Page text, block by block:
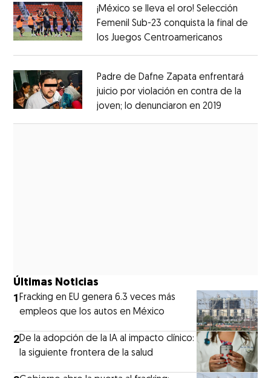
¡México se lleva el oro! Selección
Femenil Sub-23 conquista la final de
los Juegos Centroamericanos
Padre de Dafne Zapata enfrentará
juicio por violación en contra de la
joven; lo denunciaron en 2019
Últimas Noticias
1Fracking en EU genera 6.3 veces más
empleos que los autos en México
2De la adopción de la IA al impacto clínico:
la siguiente frontera de la salud